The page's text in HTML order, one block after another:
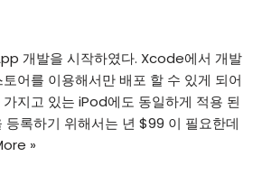
개발을 시작하였다. Xcode에서 개발
어를 이용해서만 배포 할 수 있게 되어
지고 있는 iPod에도 동일하게 적용 된
록하기 위해서는 년 $99 이 필요한데
»